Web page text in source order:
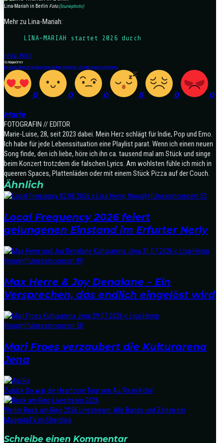
Lina-Mariah in Berlin Foto:(louriephoto)
Mehr zu Lina-Mariah:
LINA-MARIAH startet 2026 durch
SHOW MORE
Schlagwörter
lina mariah album previewlina mariah berlinlina mariah live 2026lina mariah schokoladen
0 0 0 0 0 0
Marie
FOTOGRAFIN // EDITOR
Marie-Luise, 28, seit 2023 dabei. Mein Herz schlägt für Indie, Pop und Emo.
Ich habe für jede Lebenssituation eine Playlist parat. Wenn ich einen neuen
Song finde, den ich liebe, höre ich ihn ca. tausend mal am Stück und singe
beim Konzert trotzdem die falschen Lyrics. Am wohlsten fühle ich mich in
queeren Spaces, Plattenläden oder mit einem Stück Pizza auf der Couch.
Ähnlich
Local Frequency 2026 feiert
gelungenen Einstand im Erfurter Nerly
Max Herre & Joy Denalane – Ein
Versprechen, das endlich eingelöst wird
Mari Froes verzaubert die Kulturarena
Jena
ZurückSo war die Heartcore Tour von Au/Ra in Köln!
WeiterRock am Ring 2026 Livestream: Alle Bands und Zeiten bei
MagentaTV im Überblick
Schreibe einen Kommentar